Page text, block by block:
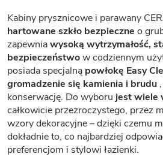
Kabiny prysznicowe i parawany
hartowane szkło bezpieczne o
zapewniawysoką wytrzymałość,
bezpieczeństwow codziennym
posiada specjalną powłokę Easy
gromadzenie się kamienia i brudu
konserwację. Do wyboru jest wiele
całkowicie przezroczystego, przez
wzory dekoracyjne – dzięki czemu
dokładnie to, co najbardziej
preferencjom i stylowi łazienki.